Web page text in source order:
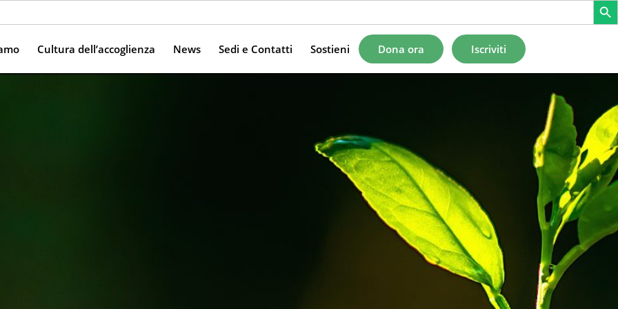
Cultura dell’accoglienza News Sedi e Contatti Sostieni Dona ora Iscriviti